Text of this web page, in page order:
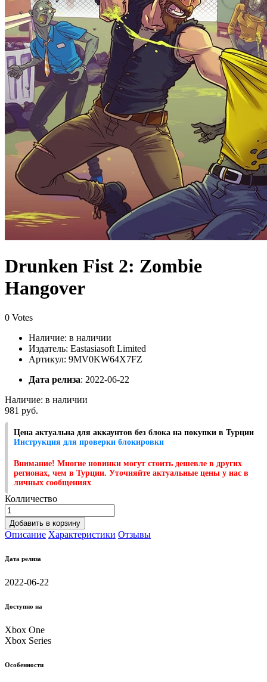
Drunken Fist 2: Zombie
Hangover
0 Votes
Наличие: в наличии
Издатель: Eastasiasoft Limited
Артикул: 9MV0KW64X7FZ
Дата релиза: 2022-06-22
Наличие: в наличии
981 руб.
Цена актуальна для аккаунтов без блока на покупки в Турции
Инструкция для проверки блокировки
Внимание! Многие новинки могут стоить дешевле в других
регионах, чем в Турции. Уточняйте актуальные цены у нас в
личных сообщениях
Колличество
Добавить в корзину
Описание Характеристики Отзывы
Дата релиза
2022-06-22
Доступно на
Xbox One
Xbox Series
Особенности